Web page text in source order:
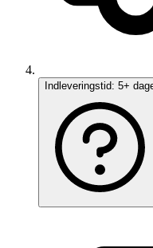
Indleveringstid: 5+